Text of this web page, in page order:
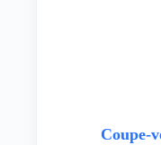
Coupe-